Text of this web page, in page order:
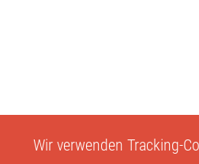
Wir verwenden Tracking-